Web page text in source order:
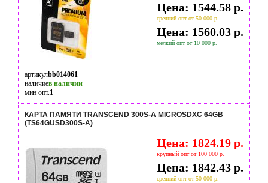
Цена: 1544.58 р.
средний опт от 50 000 р.
Цена: 1560.03 р.
мелкий опт от 10 000 р.
артикулbb014061
наличиев наличии
мин опт.1
КАРТА ПАМЯТИ TRANSCEND 300S-A MICROSDXC 64GB
(TS64GUSD300S-A)
Цена: 1824.19 р.
крупный опт от 100 000 р.
Цена: 1842.43 р.
средний опт от 50 000 р.